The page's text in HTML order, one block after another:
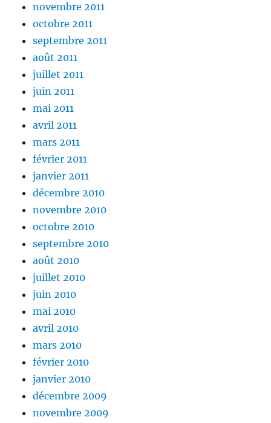
novembre 2011
octobre 2011
septembre 2011
août 2011
juillet 2011
juin 2011
mai 2011
avril 2011
mars 2011
février 2011
janvier 2011
décembre 2010
novembre 2010
octobre 2010
septembre 2010
août 2010
juillet 2010
juin 2010
mai 2010
avril 2010
mars 2010
février 2010
janvier 2010
décembre 2009
novembre 2009